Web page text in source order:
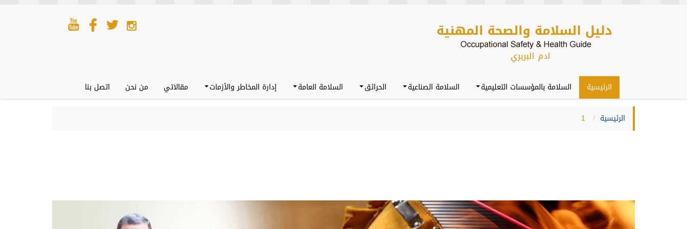
الرئيسية السلامة بالمؤسسات التعليمية السلامة الصناعية الحرائق السلامة العامة إدارة المخاطر والأزمات مقالاتي من نحن اتصل بنا
الرئيسية